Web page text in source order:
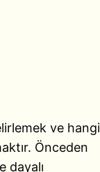
ve hangi
Önceden
dayalı